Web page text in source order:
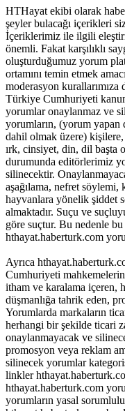
HTHayat ekibi olarak
şeyler bulacağı içerikleri
İçeriklerimiz ile ilgili
önemli. Fakat karşılıklı
oluşturduğumuz yorum
ortamını temin etmek
moderasyon
Türkiye Cumhuriyeti
yorumlar onaylanmaz ve
yorumların, (yorum yapan
dahil olmak üzere)
ırk, cinsiyet, din, dil başta
durumunda editörlerimiz
silinecektir.
aşağılama, nefret söylemi,
hayvanlara yönelik şiddet
almaktadır. Suçu ve
göre suçtur. Bu nedenle
hthayat.haberturk.com
Ayrıca
Cumhuriyeti
itham ve karalama içeren,
düşmanlığa tahrik eden,
Yorumlarda markaların
herhangi bir şekilde ticari
onaylanmayacak ve
promosyon veya reklam
silinecek yorumlar
linkler
hthayat.haberturk.com
yorumların yasal